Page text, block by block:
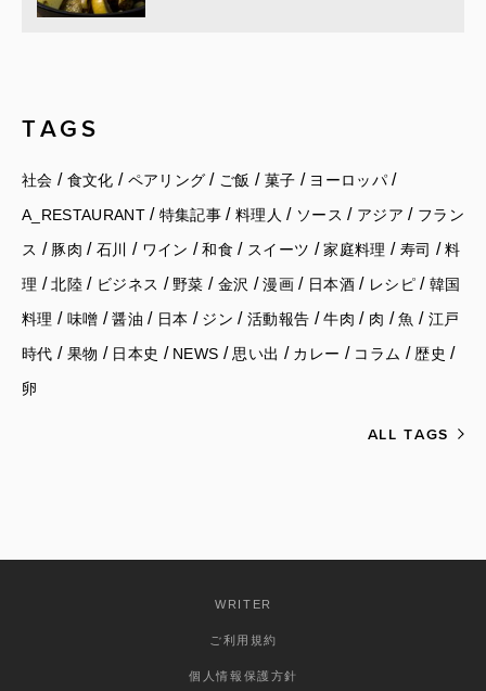
TAGS
社会 / 食文化 / ペアリング / ご飯 / 菓子 / ヨーロッパ/
A_RESTAURANT/ 特集記事 /料理人 / ソース / アジア / フラン
ス / 豚肉 / 石川 / ワイン /和食 / スイーツ /家庭料理 / 寿司 /料
理 /北陸/ ビジネス /野菜 / 金沢 /漫画 / 日本酒/ レシピ/ 韓国
料理 / 味噌 /醤油 / 日本 / ジン /活動報告 /牛肉 / 肉 /魚 / 江戸
時代 / 果物 / 日本史 / NEWS / 思い出 / カレー / コラム / 歴史 /
卵
ALL TAGS
WRITER
ご利用規約
個人情報保護方針